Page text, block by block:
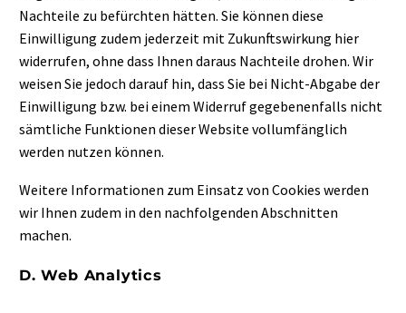
Nachteile zu befürchten hätten. Sie können diese
Einwilligung zudem jederzeit mit Zukunftswirkung hier
widerrufen, ohne dass Ihnen daraus Nachteile drohen. Wir
weisen Sie jedoch darauf hin, dass Sie bei Nicht-Abgabe der
Einwilligung bzw. bei einem Widerruf gegebenenfalls nicht
sämtliche Funktionen dieser Website vollumfänglich
werden nutzen können.
Weitere Informationen zum Einsatz von Cookies werden
wir Ihnen zudem in den nachfolgenden Abschnitten
machen.
D. Web Analytics